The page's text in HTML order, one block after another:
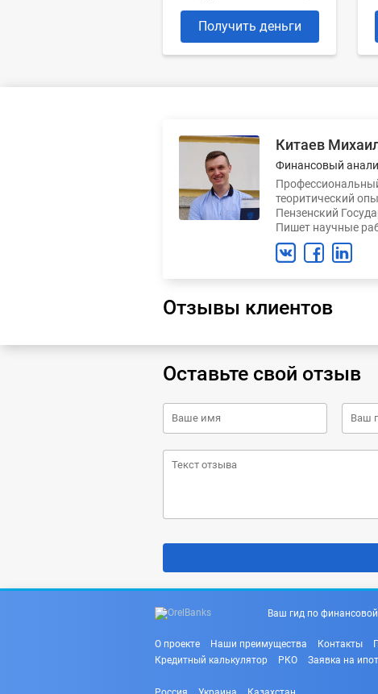
Получить деньги
Китаев
Финансовый
теоритический
Пензенский
Пишет научные
Отзывы клиентов
Оставьте свой отзыв
Ваш гид по
О проекте Наши преимущества Контакты
Кредитный калькулятор
РКО Заявка на